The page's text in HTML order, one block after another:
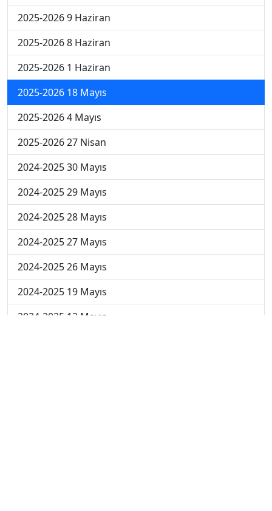
2025-2026 9 Haziran
2025-2026 8 Haziran
2025-2026 1 Haziran
2025-2026 18 Mayıs
2025-2026 4 Mayıs
2025-2026 27 Nisan
2024-2025 30 Mayıs
2024-2025 29 Mayıs
2024-2025 28 Mayıs
2024-2025 27 Mayıs
2024-2025 26 Mayıs
2024-2025 19 Mayıs
2024-2025 12 Mayıs